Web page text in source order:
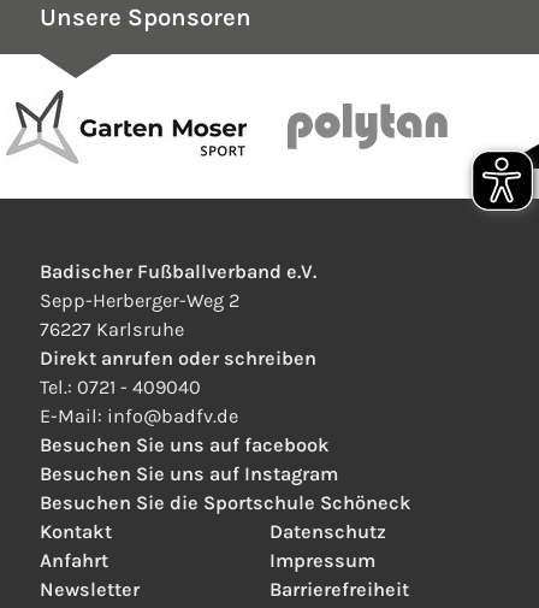
Unsere Sponsoren
Badischer Fußballverband e.V.
Sepp-Herberger-Weg 2
76227 Karlsruhe
Direkt anrufen oder schreiben
Tel.: 0721 - 409040
E-Mail: info@badfv.de
Besuchen Sie uns auf facebook
Besuchen Sie uns auf Instagram
Besuchen Sie die Sportschule Schöneck
Kontakt
Anfahrt
Newsletter
Datenschutz
Impressum
Barrierefreiheit